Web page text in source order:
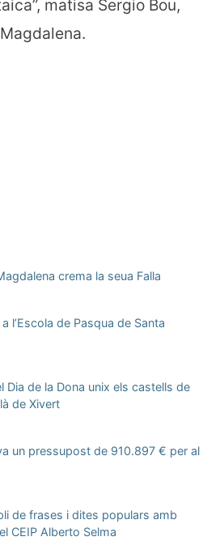
matisa Sergio Bou,
crema la seua Falla
l’Escola de Pasqua de Santa
Dia de la Dona unix els castells de
de Xivert
un pressupost de 910.897 € per al
de frases i dites populars amb
CEIP Alberto Selma